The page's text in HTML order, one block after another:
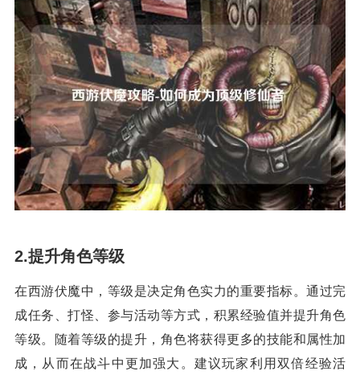
2.提升角色等级
在西游伏魔中，等级是决定角色实力的重要指标。通过完
成任务、打怪、参与活动等方式，积累经验值并提升角色
等级。随着等级的提升，角色将获得更多的技能和属性加
成，从而在战斗中更加强大。建议玩家利用双倍经验活